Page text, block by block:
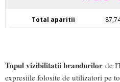
Topul vizibilitatii brandurilor de
expresiile folosite de utilizatori pe